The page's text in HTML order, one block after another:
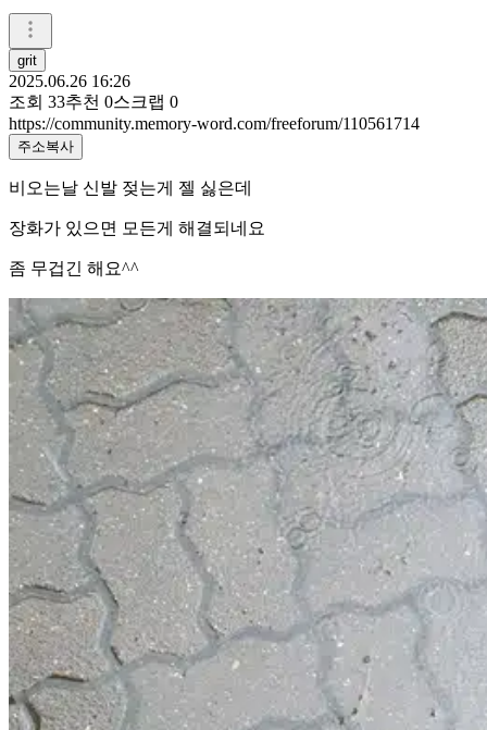
grit
2025.06.26 16:26
조회 33추천 0스크랩 0
https://community.memory-word.com/freeforum/110561714
주소복사
비오는날 신발 젖는게 젤 싫은데
장화가 있으면 모든게 해결되네요
좀 무겁긴 해요^^